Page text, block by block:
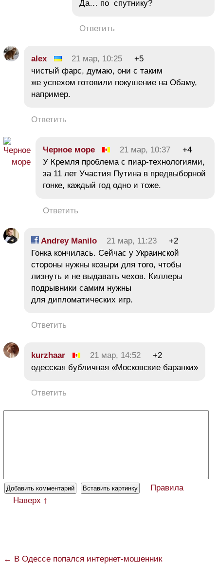
Да… по спутнику?
Ответить
alex 21 мар, 10:25
+5
чистый фарс, думаю, они с таким
же успехом готовили покушение на Обаму,
например.
Ответить
Черное море 21 мар, 10:37
+4
У Кремля проблема с пиар-технологиями,
за 11 лет Участия Путина в предвыборной
гонке, каждый год одно и тоже.
Ответить
Andrey Manilo 21 мар, 11:23
+2
Гонка кончилась. Сейчас у Украинской
стороны нужны козыри для того, чтобы
лизнуть и не выдавать чехов. Киллеры
подрывники самим нужны
для дипломатических игр.
Ответить
kurzhaar 21 мар, 14:52
+2
одесская бубличная «Московские баранки»
Ответить
Правила
Наверх ↑
← В Одессе попался интернет-мошенник